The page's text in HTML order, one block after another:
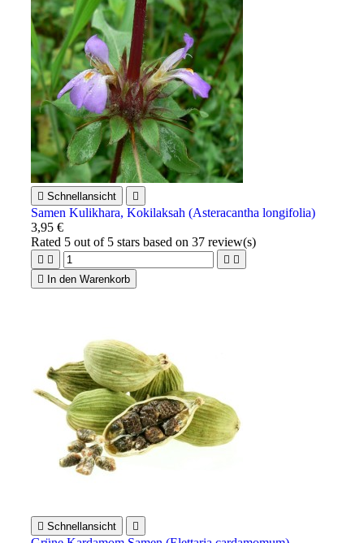
 Schnellansicht 
Samen Kulikhara, Kokilaksah (Asteracantha longifolia)
3,95 €
Rated 5 out of 5 stars based on37 review(s)
   

In den Warenkorb
 Schnellansicht 